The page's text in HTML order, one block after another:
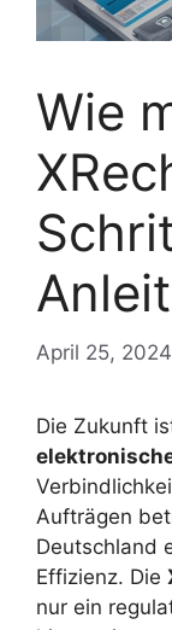
Wie
April 25, 2024
Die Zukunft
Aufträgen
Deutschland
Effizienz. Die
nur ein